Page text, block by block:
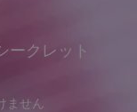
ークレット
ません